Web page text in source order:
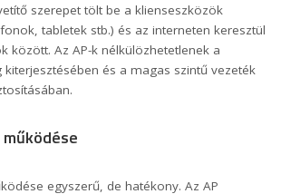
szerepet tölt be a klienseszközök
tabletek stb.) és az interneten keresztül
között. Az AP-k nélkülözhetetlenek a
és a magas szintű vezeték
egyszerű, de hatékony. Az AP